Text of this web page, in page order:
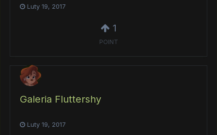
Luty 19, 2017
1
POINT
Galeria Fluttershy
Luty 19, 2017